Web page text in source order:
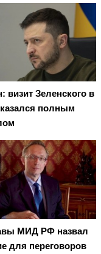
визит Зеленского в
полным
МИД РФ назвал
для переговоров